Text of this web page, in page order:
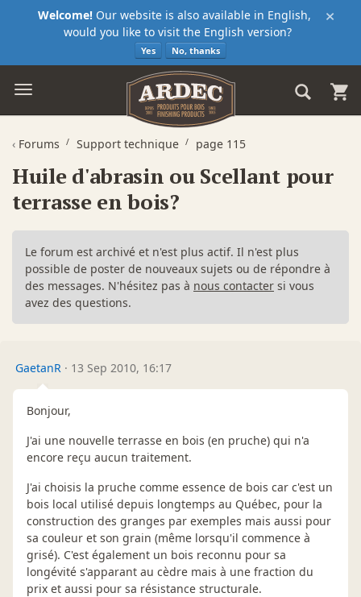
×
Welcome! Our website is also available in English,
would you like to visit the English version?
Yes No, thanks
‹ Forums Support technique page 115
Huile d'abrasin ou Scellant pour
terrasse en bois?
Le forum est archivé et n'est plus actif. Il n'est plus
possible de poster de nouveaux sujets ou de répondre à
des messages. N'hésitez pas à nous contacter si vous
avez des questions.
GaetanR · 13 Sep 2010, 16:17
Bonjour,
J'ai une nouvelle terrasse en bois (en pruche) qui n'a
encore reçu aucun traitement.
J'ai choisis la pruche comme essence de bois car c'est un
bois local utilisé depuis longtemps au Québec, pour la
construction des granges par exemples mais aussi pour
sa couleur et son grain (même lorsqu'il commence à
grisé). C'est également un bois reconnu pour sa
longévité s'apparant au cèdre mais à une fraction du
prix et aussi pour sa résistance structurale.